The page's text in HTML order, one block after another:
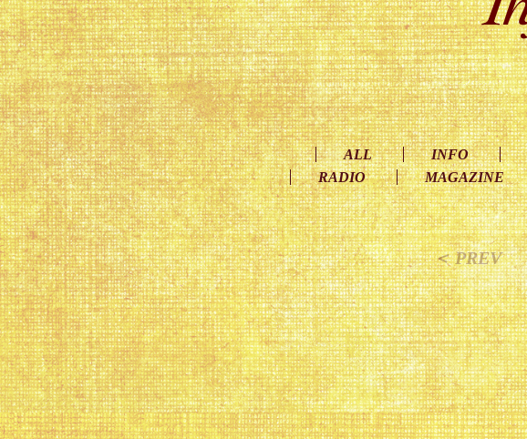
ALL INFO
RADIO
MAGAZINE
＜ PREV